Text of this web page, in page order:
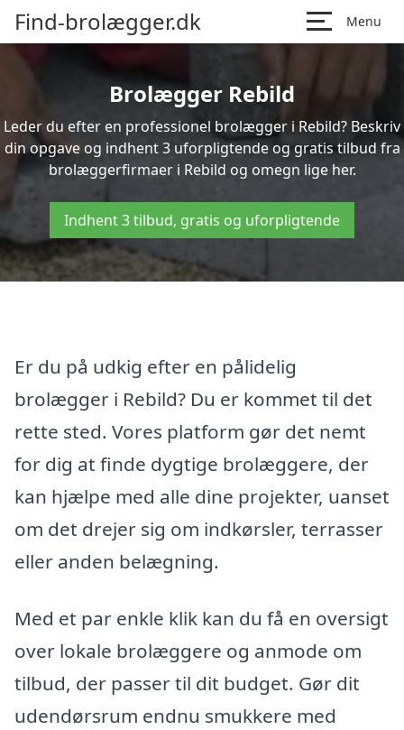
Find-brolægger.dk Menu
Brolægger Rebild
Leder du efter en professionel brolægger i Rebild? Beskriv
din opgave og indhent 3 uforpligtende og gratis tilbud fra
brolæggerfirmaer i Rebild og omegn lige her.
Indhent 3 tilbud, gratis og uforpligtende
Er du på udkig efter en pålidelig
brolægger i Rebild? Du er kommet til det
rette sted. Vores platform gør det nemt
for dig at finde dygtige brolæggere, der
kan hjælpe med alle dine projekter, uanset
om det drejer sig om indkørsler, terrasser
eller anden belægning.
Med et par enkle klik kan du få en oversigt
over lokale brolæggere og anmode om
tilbud, der passer til dit budget. Gør dit
udendørsrum endnu smukkere med